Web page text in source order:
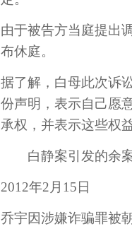
由于被告方当庭提出
布休庭。
据了解，白母此次诉
份声明，表示自己愿
承权，并表示这些权
白静案引发的余
2012年2月15日
乔宇因涉嫌诈骗罪被